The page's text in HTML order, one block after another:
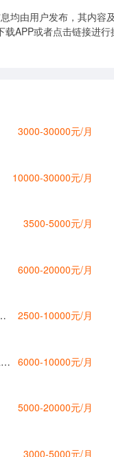
均由用户发布，其内
载APP或者点击链接进
3000-30000元/月
10000-30000元/月
3500-5000元/月
6000-20000元/月
2500-10000元/月
6000-10000元/月
5000-20000元/月
3000-5000元/月